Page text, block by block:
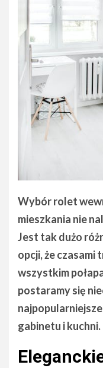
Wybór rolet
mieszkania nie
Jest tak dużo
opcji, że czasami
wszystkim
postaramy się
gabinetu i kuchni.